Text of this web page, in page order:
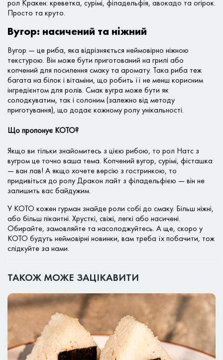
рол Кракен: креветка, сурімі, філадельфія, авокадо та огірок.
Просто та круто.
Вугор: насичений та ніжний
Вугор — це риба, яка відрізняється неймовірно ніжною
текстурою. Він може бути приготований на грилі або
копчений для посилення смаку та аромату. Така риба теж
багата на білок і вітаміни, що робить її не менш корисним
інгредієнтом для ролів. Смак вугра може бути як
солодкуватим, так і солоним (залежно від методу
приготування), що додає кожному ролу унікальності.
Що пропонує КОТО?
Якщо ви тільки знайомитесь з цією рибою, то рол Натс з
вугром це точно ваша тема. Копчений вугор, сурімі, фісташка
— ван лав! А якщо хочете версію з гостринкою, то
придивіться до ролу Дракон лайт з філадельфією — він не
залишить вас байдужим.
У КОТО кожен гурман знайде роли собі до смаку. Більш ніжні,
або більш пікантні. Хрусткі, свіжі, легкі або насичені.
Обирайте, замовляйте та насолоджуйтесь. А ще, скоро у
КОТО будуть неймовірні новинки, вам треба їх побачити, тож
слідкуйте за нами.
ТАКОЖ МОЖЕ ЗАЦІКАВИТИ